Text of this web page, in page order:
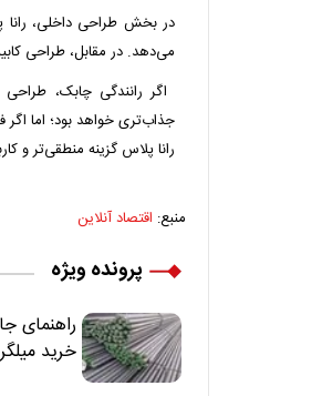
می‌دهد. در مقابل، طراحی کابین پژو ۲۰۶ قدیمی‌تر است اما همچنان ارگونومی
جذاب‌تری خواهد بود؛ اما اگر
رانا پلاس گزینه منطقی‌تر و
منبع: اقتصاد آنلاین
پرونده ویژه
راهنمای
خرید